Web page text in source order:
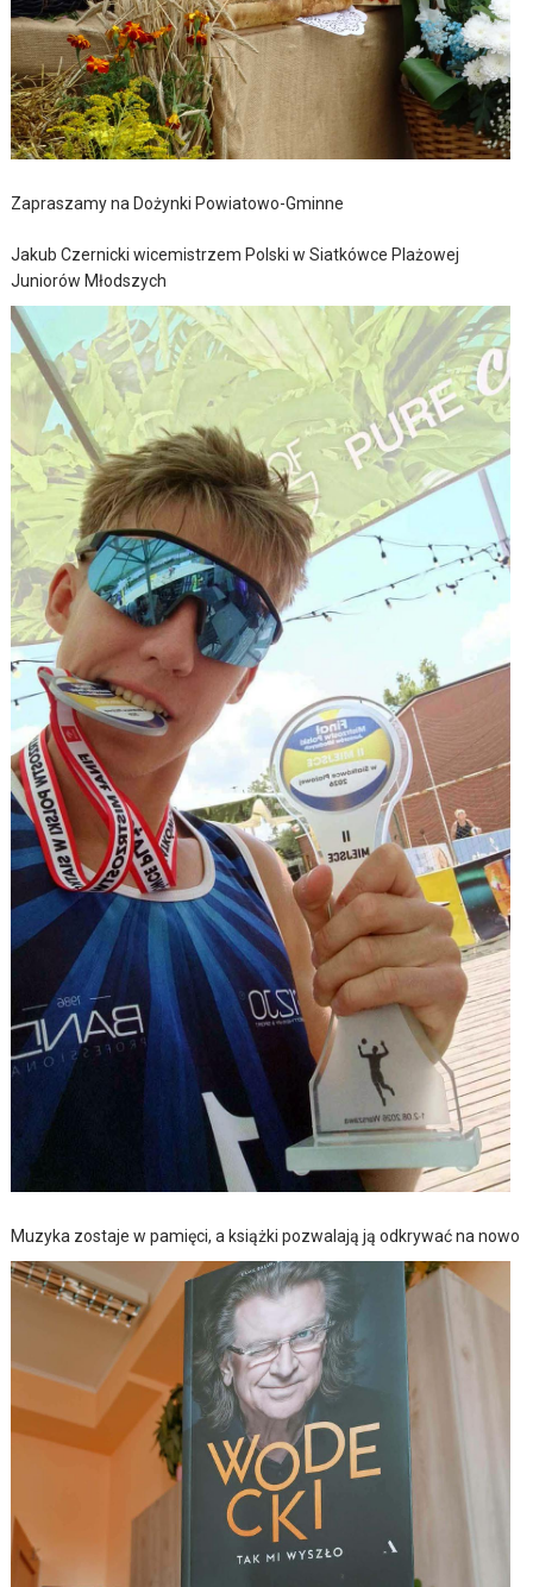
Zapraszamy na Dożynki Powiatowo-Gminne
Jakub Czernicki wicemistrzem Polski w Siatkówce Plażowej
Juniorów Młodszych
Muzyka zostaje w pamięci, a książki pozwalają ją odkrywać na nowo